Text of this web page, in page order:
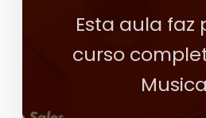
Esta aula faz
curso